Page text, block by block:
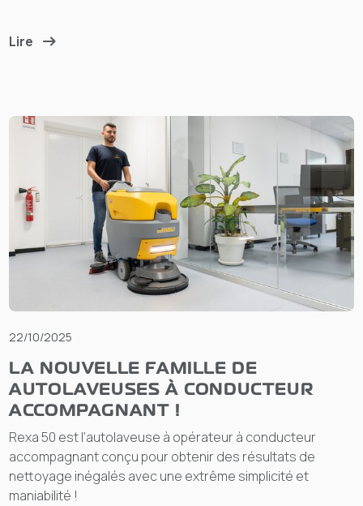
Lire
22/10/2025
LA NOUVELLE FAMILLE DE
AUTOLAVEUSES À CONDUCTEUR
ACCOMPAGNANT !
Rexa 50 est l’autolaveuse à opérateur à conducteur
accompagnant conçu pour obtenir des résultats de
nettoyage inégalés avec une extrême simplicité et
maniabilité !